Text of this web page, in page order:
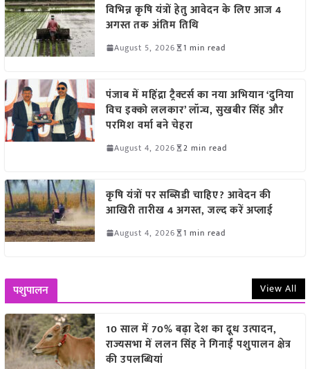
विभिन्न कृषि यंत्रों हेतु आवेदन के लिए आज 4
अगस्त तक अंतिम तिथि
August 5, 2026 1 min read
पंजाब में महिंद्रा ट्रैक्टर्स का नया अभियान ‘दुनिया
विच इक्को ललकार’ लॉन्च, सुखबीर सिंह और
परमिश वर्मा बने चेहरा
August 4, 2026 2 min read
कृषि यंत्रों पर सब्सिडी चाहिए? आवेदन की
आखिरी तारीख 4 अगस्त, जल्द करें अप्लाई
August 4, 2026 1 min read
पशुपालन View All
10 साल में 70% बढ़ा देश का दूध उत्पादन,
राज्यसभा में ललन सिंह ने गिनाईं पशुपालन क्षेत्र
की उपलब्धियां